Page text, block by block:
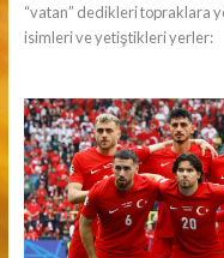
“vatan” dedikleri topraklara
isimleri ve yetiştikleri yerler: